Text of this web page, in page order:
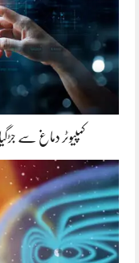
کمپیوٹر دماغ سے